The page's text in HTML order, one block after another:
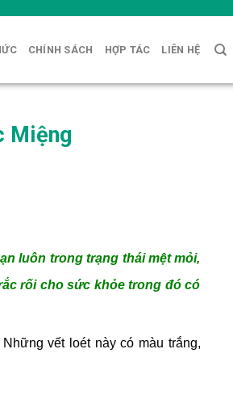
CHÍNH SÁCH HỢP TÁC LIÊN HỆ
Miệng
luôn trong trạng thái mệt mỏi,
rối cho sức khỏe trong đó có
vết loét này có màu trắng,